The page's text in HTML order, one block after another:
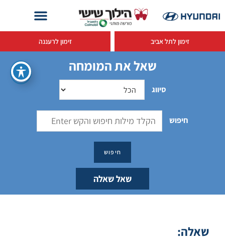
זימון לתל אביב זימון לרעננה
שאל את המומחה
סיווג
חיפוש
שאל שאלה
שאלה: